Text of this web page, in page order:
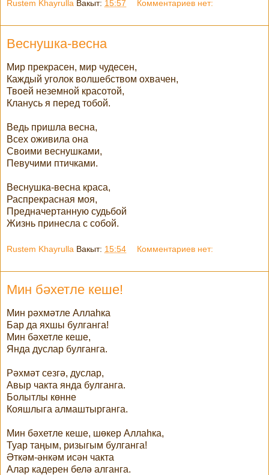
Rustem Khayrulla Вакыт: 15:57 Комментариев нет:
Веснушка-весна
Мир прекрасен, мир чудесен,
Каждый уголок волшебством охвачен,
Твоей неземной красотой,
Кланусь я перед тобой.
Ведь пришла весна,
Всех оживила она
Своими веснушками,
Певучими птичками.
Веснушка-весна краса,
Распрекрасная моя,
Предначертанную судьбой
Жизнь принесла с собой.
Rustem Khayrulla Вакыт: 15:54 Комментариев нет:
Мин бәхетле кеше!
Мин рәхмәтле Аллаһка
Бар да яхшы булганга!
Мин бәхетле кеше,
Янда дуслар булганга.
Рәхмәт сезгә, дуслар,
Авыр чакта янда булганга.
Болытлы көнне
Кояшлыга алмаштырганга.
Мин бәхетле кеше, шөкер Аллаһка,
Туар таңым, ризыгым булганга!
Әткәм-әнкәм исән чакта
Алар кадерен белә алганга.